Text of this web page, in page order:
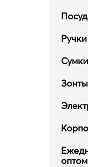
Сумки
оптом